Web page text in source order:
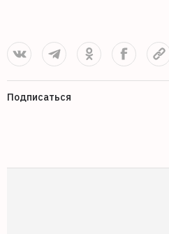
Подписаться